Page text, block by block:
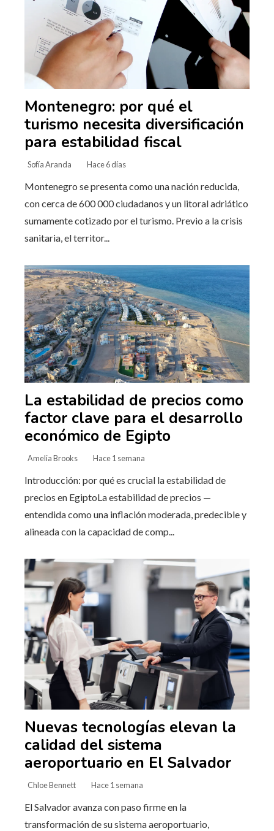
Montenegro: por qué el
turismo necesita diversificación
para estabilidad fiscal
Sofía Aranda Hace 6 días
Montenegro se presenta como una nación reducida,
con cerca de 600 000 ciudadanos y un litoral adriático
sumamente cotizado por el turismo. Previo a la crisis
sanitaria, el territor...
La estabilidad de precios como
factor clave para el desarrollo
económico de Egipto
Amelia Brooks Hace 1 semana
Introducción: por qué es crucial la estabilidad de
precios en EgiptoLa estabilidad de precios —
entendida como una inflación moderada, predecible y
alineada con la capacidad de comp...
Nuevas tecnologías elevan la
calidad del sistema
aeroportuario en El Salvador
Chloe Bennett Hace 1 semana
El Salvador avanza con paso firme en la
transformación de su sistema aeroportuario,